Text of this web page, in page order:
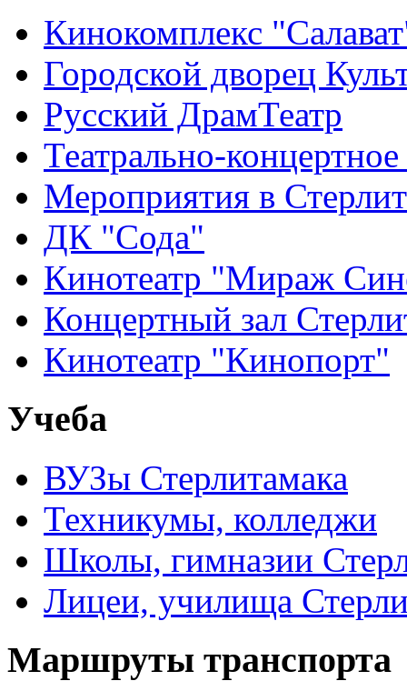
Кинокомплекс
Городской дворец
Русский ДрамТеатр
Театрально-
Мероприятия в
ДК "Сода"
Кинотеатр "Мираж
Концертный зал
Кинотеатр "Кинопорт"
Учеба
ВУЗы Стерлитамака
Техникумы, колледжи
Школы, гимназии
Лицеи, училища
Маршруты транспорта